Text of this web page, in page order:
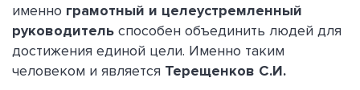
именно грамотный и целеустремленный
руководитель способен объединить людей для
достижения единой цели. Именно таким
человеком и является Терещенков С.И.